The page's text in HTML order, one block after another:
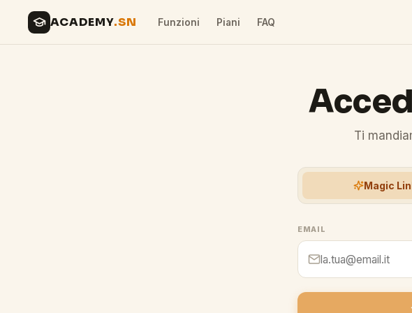
ACADEMY.SN Funzioni Piani FAQ
Ti
Magic
EMAIL